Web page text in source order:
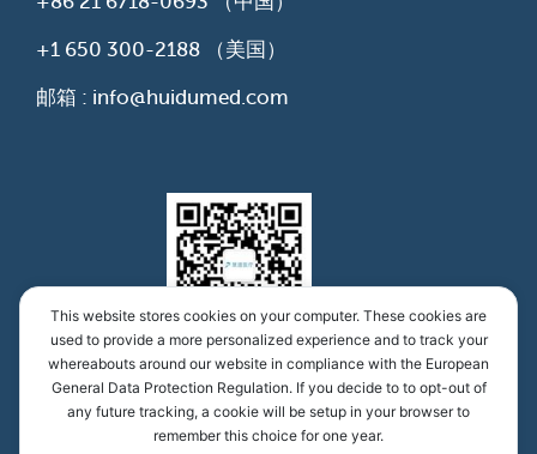
+1 650 300-2188 （美国）
邮箱 : info@huidumed.com
This website stores cookies on your computer. These cookies are
used to provide a more personalized experience and to track your
whereabouts around our website in compliance with the European
General Data Protection Regulation. If you decide to to opt-out of
any future tracking, a cookie will be setup in your browser to
remember this choice for one year.